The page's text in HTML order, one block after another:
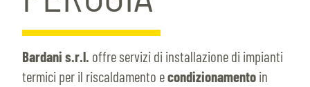
Bardani s.r.l. offre servizi di installazione di impianti
termici per il riscaldamento econdizionamento in